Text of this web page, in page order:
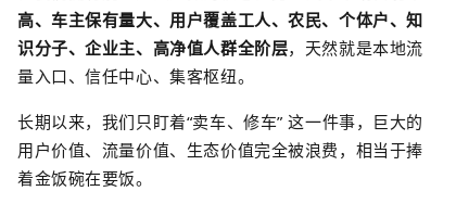
高、车主保有量大、用户覆盖工人、农民、个体户、知
识分子、企业主、高净值人群全阶层，天然就是本地流
量入口、信任中心、集客枢纽。
长期以来，我们只盯着“卖车、修车”这一件事，巨大的
用户价值、流量价值、生态价值完全被浪费，相当于捧
着金饭碗在要饭。